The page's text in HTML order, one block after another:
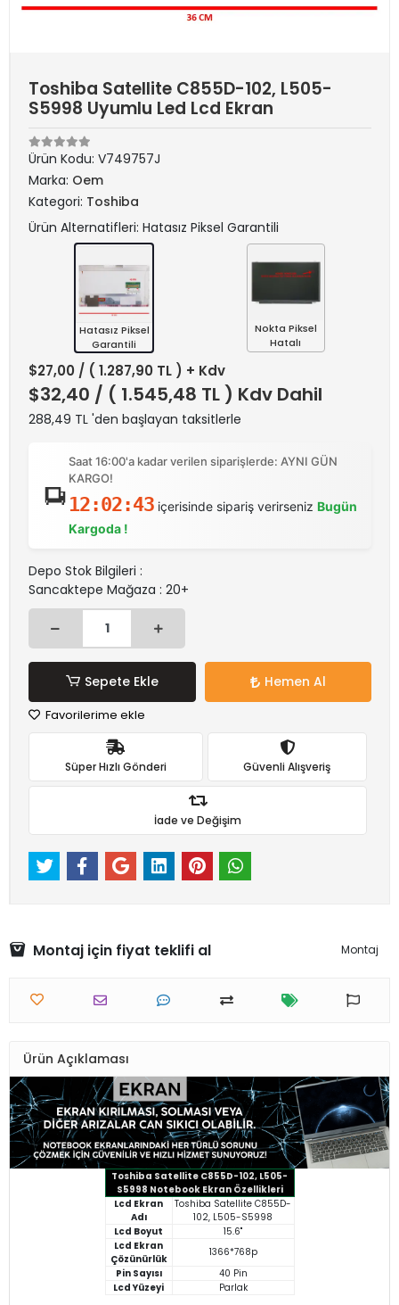
Toshiba Satellite C855D-102, L505-
S5998 Uyumlu Led Lcd Ekran
Ürün Kodu: V749757J
Marka: Oem
Kategori: Toshiba
Ürün Alternatifleri: Hatasız Piksel Garantili
Hatasız Piksel
Garantili
Nokta Piksel
Hatalı
$27,00 / ( 1.287,90 TL ) + Kdv
$32,40 / ( 1.545,48 TL ) Kdv Dahil
288,49 TL 'den başlayan taksitlerle
Saat 16:00'a kadar verilen siparişlerde: AYNI GÜN
KARGO!
12:02:43içerisinde sipariş verirseniz Bugün
Kargoda !
Depo Stok Bilgileri :
Sancaktepe Mağaza : 20+
Sepete Ekle Hemen Al
Favorilerime ekle
Süper Hızlı Gönderi Güvenli Alışveriş
İade ve Değişim
Montaj için fiyat teklifi al Montaj
Ürün Açıklaması
Toshiba Satellite C855D-102, L505-
S5998 Notebook Ekran Özellikleri
Lcd Ekran
Adı
Toshiba Satellite C855D-
102, L505-S5998
Lcd Boyut
15.6"
Lcd Ekran
Çözünürlük
1366*768p
Pin Sayısı
40 Pin
Lcd Yüzeyi
Parlak